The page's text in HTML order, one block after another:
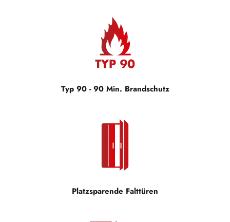
Typ 90 - 90 Min. Brandschutz
Platzsparende Falttüren